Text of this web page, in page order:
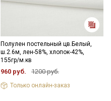
Полулен постельный цв.Белый,
ш.2.6м, лен-58%, хлопок-42%,
155гр/м.кв
960 руб. 1200 руб.
Только онлайн-заказ